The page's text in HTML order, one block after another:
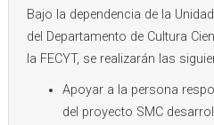
Bajo la dependencia de la
del Departamento de Cultura
la FECYT, se realizarán las
Apoyar a la persona
del proyecto SMC